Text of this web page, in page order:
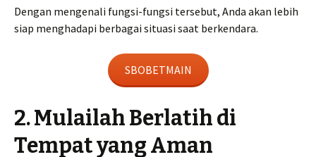
Dengan mengenali fungsi-fungsi tersebut, Anda akan lebih
siap menghadapi berbagai situasi saat berkendara.
SBOBETMAIN
2. Mulailah Berlatih di
Tempat yang Aman